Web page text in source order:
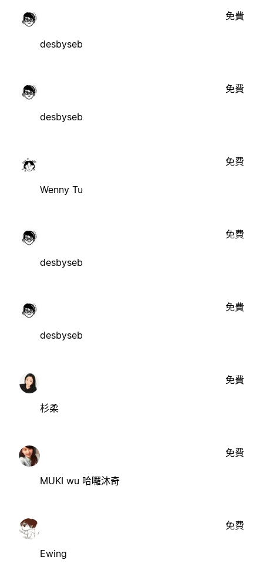
desbyseb
免費
desbyseb
免費
Wenny Tu
免費
desbyseb
免費
desbyseb
免費
杉柔
免費
MUKI wu 哈囉沐奇
免費
Ewing
免費